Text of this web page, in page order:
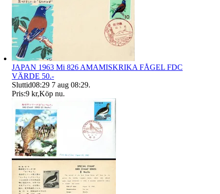
JAPAN 1963 Mi 826 AMAMISKRIKA FÅGEL FDC
VÄRDE 50.-
Sluttid08:29 7 aug 08:29.
Pris:9 kr,Köp nu.